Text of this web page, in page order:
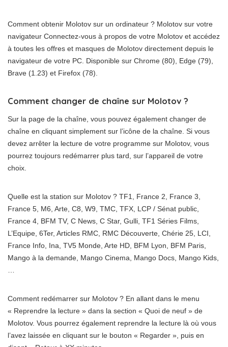
Comment obtenir Molotov sur un ordinateur ? Molotov sur votre
navigateur Connectez-vous à propos de votre Molotov et accédez
à toutes les offres et masques de Molotov directement depuis le
navigateur de votre PC. Disponible sur Chrome (80), Edge (79),
Brave (1.23) et Firefox (78).
Comment changer de chaîne sur Molotov ?
Sur la page de la chaîne, vous pouvez également changer de
chaîne en cliquant simplement sur l’icône de la chaîne. Si vous
devez arrêter la lecture de votre programme sur Molotov, vous
pourrez toujours redémarrer plus tard, sur l’appareil de votre
choix.
Quelle est la station sur Molotov ? TF1, France 2, France 3,
France 5, M6, Arte, C8, W9, TMC, TFX, LCP / Sénat public,
France 4, BFM TV, C News, C Star, Gulli, TF1 Séries Films,
L’Equipe, 6Ter, Articles RMC, RMC Découverte, Chérie 25, LCI,
France Info, Ina, TV5 Monde, Arte HD, BFM Lyon, BFM Paris,
Mango à la demande, Mango Cinema, Mango Docs, Mango Kids,
Comment redémarrer sur Molotov ? En allant dans le menu
« Reprendre la lecture » ​​dans la section « Quoi de neuf » de
Molotov. Vous pourrez également reprendre la lecture là où vous
l’avez laissée en cliquant sur le bouton « Regarder », puis en